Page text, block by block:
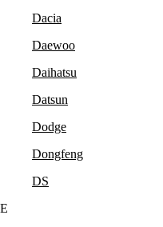
Dacia
Daewoo
Daihatsu
Datsun
Dodge
Dongfeng
DS
E